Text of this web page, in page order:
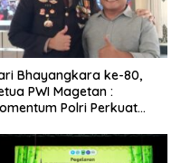
Bhayangkara ke-80,
PWI Magetan :
Polri Perkuat